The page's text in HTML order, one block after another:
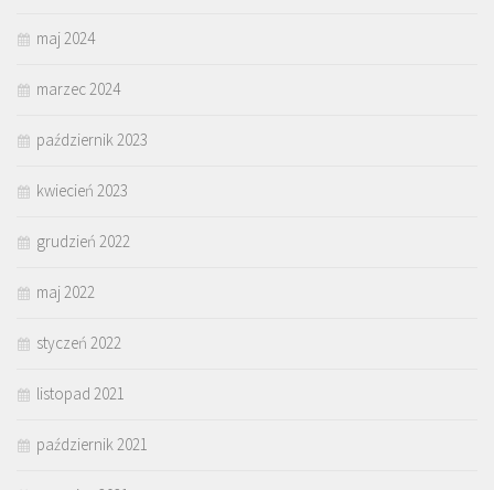
maj 2024
marzec 2024
październik 2023
kwiecień 2023
grudzień 2022
maj 2022
styczeń 2022
listopad 2021
październik 2021